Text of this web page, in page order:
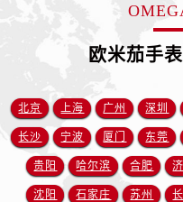
欧米茄手
北京 上海 广州 深圳
长沙 宁波 厦门 东莞
贵阳 哈尔滨 合肥
沈阳 石家庄 苏州